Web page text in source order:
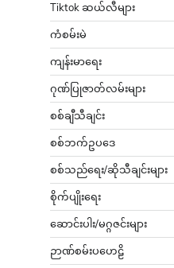
Tiktok ဆယ်လီများ
ကံစမ်းမဲ
ကျန်းမာရေး
ဂုဏ်ပြုဇာတ်လမ်းများ
စစ်ချီသီချင်း
စစ်ဘက်ဥပဒေ
စစ်သည်ရေး/ဆိုသီချင်းများ
စိုက်ပျိုးရေး
ဆောင်းပါး/မဂ္ဂဇင်းများ
ဉာဏ်စမ်းပဟေဠိ